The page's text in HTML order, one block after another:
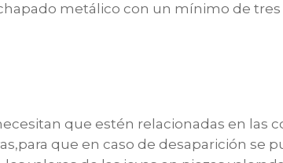
metálico con un mínimo de tres
que estén relacionadas en las
que en caso de desaparición se